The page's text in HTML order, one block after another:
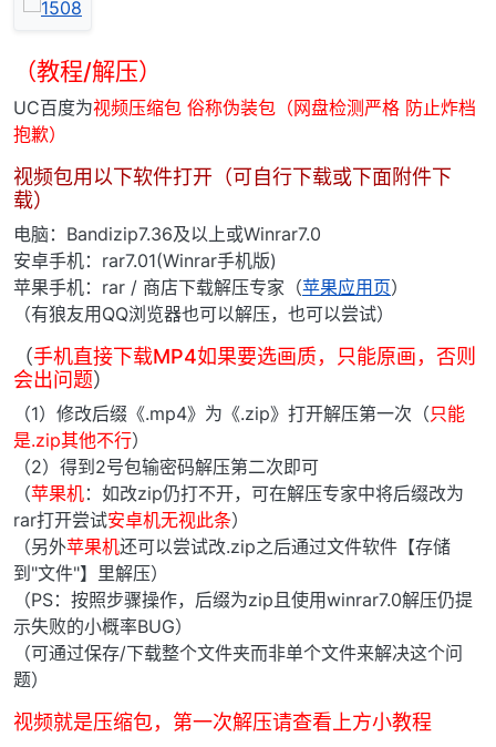
（教程/解压）
UC百度为视频压缩包 俗称伪装包（网盘检测严格 防止炸档
抱歉）
视频包用以下软件打开（可自行下载或下面附件下
载）
电脑：Bandizip7.36及以上或Winrar7.0
安卓手机：rar7.01(Winrar手机版)
苹果手机：rar / 商店下载解压专家（苹果应用页）
（有狼友用QQ浏览器也可以解压，也可以尝试）
（手机直接下载MP4如果要选画质，只能原画，否则
会出问题）
（1）修改后缀《.mp4》为《.zip》打开解压第一次（只能
是.zip其他不行）
（2）得到2号包输密码解压第二次即可
（苹果机：如改zip仍打不开，可在解压专家中将后缀改为
rar打开尝试安卓机无视此条）
（另外苹果机还可以尝试改.zip之后通过文件软件【存储
到"文件"】里解压）
（PS：按照步骤操作，后缀为zip且使用winrar7.0解压仍提
示失败的小概率BUG）
（可通过保存/下载整个文件夹而非单个文件来解决这个问
题）
视频就是压缩包，第一次解压请查看上方小教程